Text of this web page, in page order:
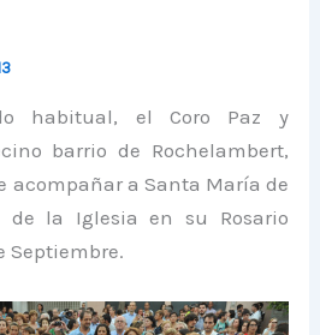
habitual, el Coro Paz y
barrio de Rochelambert,
acompañar a Santa María de
de la Iglesia en su Rosario
Septiembre.